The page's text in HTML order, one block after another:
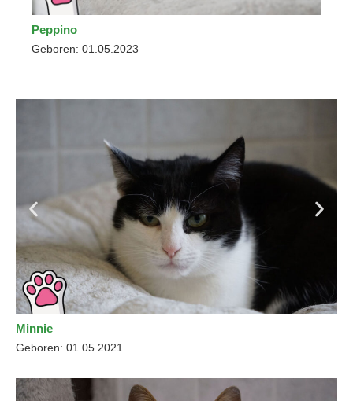
Peppino
Geboren: 01.05.2023
Minnie
Geboren: 01.05.2021